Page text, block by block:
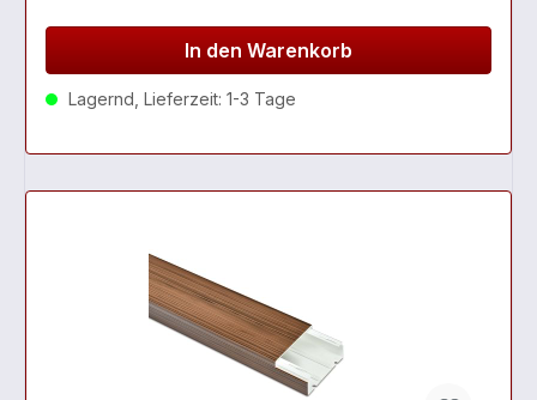
In den Warenkorb
Lagernd, Lieferzeit: 1-3 Tage